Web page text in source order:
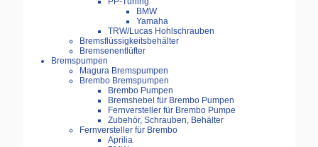
BMW
Yamaha
TRW/Lucas Hohlschrauben
Bremsflüssigkeitsbehälter
Bremsenentlüfter
Bremspumpen
Magura Bremspumpen
Brembo Bremspumpen
Brembo Pumpen
Bremshebel für Brembo Pumpen
Fernversteller für Brembo Pumpe
Zubehör, Schrauben, Behälter
Fernversteller für Brembo
Aprilia